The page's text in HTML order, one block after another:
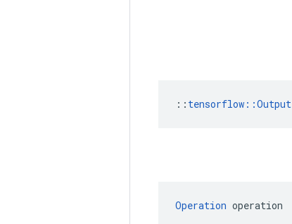
:: tensorflow::Output
Operation operation